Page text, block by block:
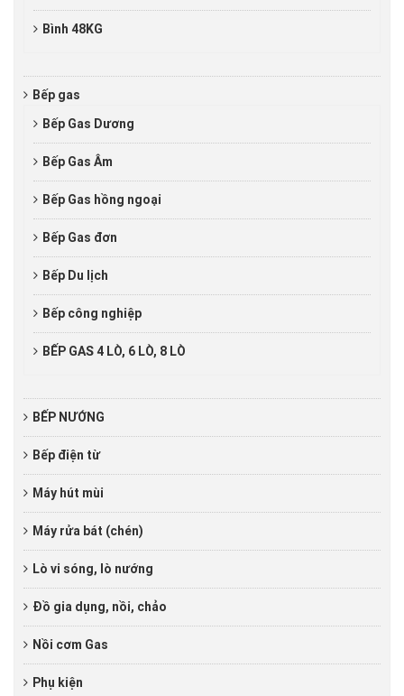
Bình 48KG
Bếp gas
Bếp Gas Dương
Bếp Gas Âm
Bếp Gas hồng ngoại
Bếp Gas đơn
Bếp Du lịch
Bếp công nghiệp
BẾP GAS 4 LÒ, 6 LÒ, 8 LÒ
BẾP NƯỚNG
Bếp điện từ
Máy hút mùi
Máy rửa bát (chén)
Lò vi sóng, lò nướng
Đồ gia dụng, nồi, chảo
Nồi cơm Gas
Phụ kiện